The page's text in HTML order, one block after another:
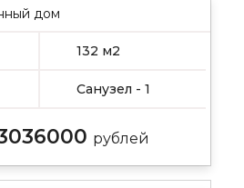
дом
132 м2
Санузел - 1
рублей